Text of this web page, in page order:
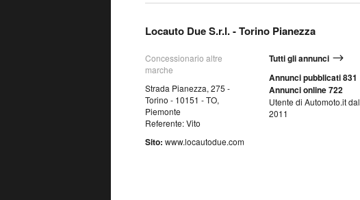
Locauto Due S.r.l. - Torino Pianezza
Concessionario altre
marche
Strada Pianezza, 275 -
Torino - 10151 - TO,
Piemonte
Referente: Vito
Sito: www.locautodue.com
Tutti gli annunci
Annunci pubblicati 831
Annunci online 722
Utente di Automoto.it dal
2011